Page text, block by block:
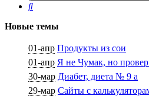
Поиск
Новые темы
01-апр Продукты из сои
01-апр Я не Чумак, но
30-мар Диабет, диета № 9 а
29-мар Сайты с